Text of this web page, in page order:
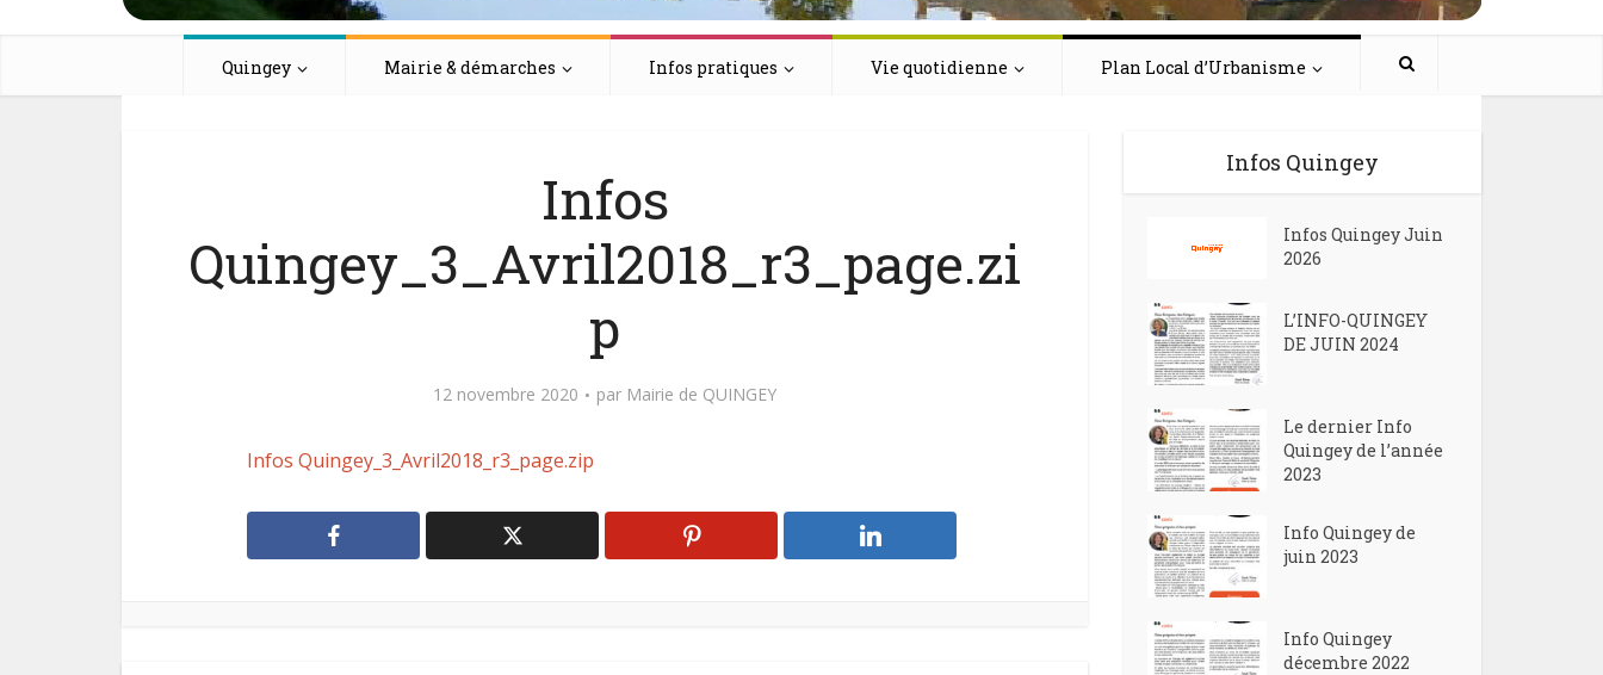
Quingey Mairie & démarches Infos pratiques Vie quotidienne Plan Local d’Urbanisme
Infos
Quingey_3_Avril2018_r3_page.zi
p
12 novembre 2020 par Mairie de QUINGEY
Infos Quingey_3_Avril2018_r3_page.zip
Infos Quingey
Infos Quingey Juin
2026
L’INFO-QUINGEY
DE JUIN 2024
Le dernier Info
Quingey de l’année
2023
Info Quingey de
juin 2023
Info Quingey
décembre 2022